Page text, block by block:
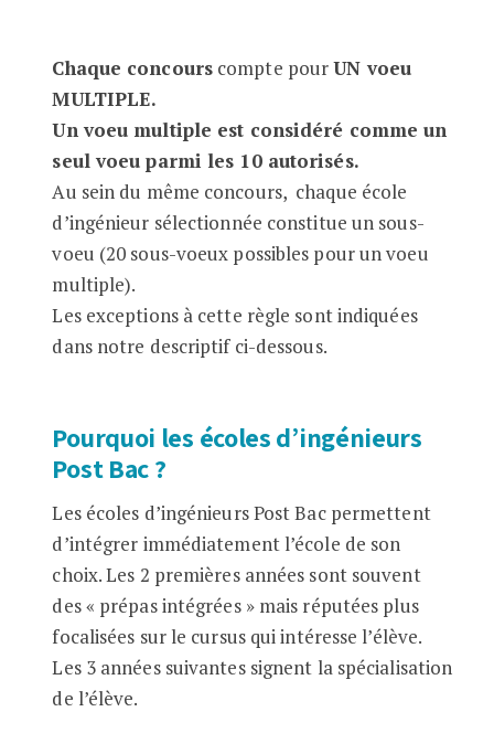
Chaque concourscompte pourUN voeu
MULTIPLE.
Un voeu multiple est considéré comme un
seul voeu parmi les 10 autorisés.
Au sein du même concours, chaque école
d’ingénieur sélectionnée constitue un sous-
voeu (20 sous-voeux possibles pour un voeu
multiple).
Les exceptions à cette règle sont indiquées
dans notre descriptif ci-dessous.
Pourquoi les écoles d’ingénieurs
Post Bac ?
Les écoles d’ingénieurs Post Bac permettent
d’intégrer immédiatement l’école de son
choix. Les 2 premières années sont souvent
des « prépas intégrées » mais réputées plus
focalisées sur le cursus qui intéresse l’élève.
Les 3 années suivantes signent la spécialisation
de l’élève.